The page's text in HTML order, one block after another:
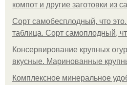
компот и другие заготовки из
Сорт самобесплодный, что
таблица. Сорт самоплодный,
Консервирование крупных
вкусные. Маринованные
Комплексное минеральное